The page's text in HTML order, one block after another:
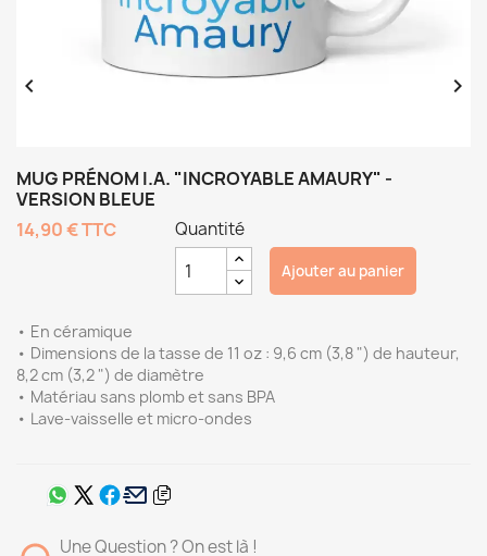
 
MUG PRÉNOM I.A. "INCROYABLE AMAURY" -
VERSION BLEUE
14,90 €TTC
• En céramique
• Dimensions de la tasse de 11 oz : 9,6 cm (3,8 ") de hauteur,
8,2 cm (3,2 ") de diamètre
• Matériau sans plomb et sans BPA
• Lave-vaisselle et micro-ondes
Quantité
Ajouter au panier
Une Question ? On est là !